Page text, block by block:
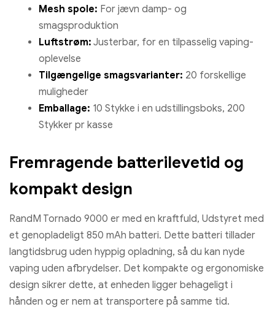
Mesh spole: For jævn damp- og
smagsproduktion
Luftstrøm: Justerbar, for en tilpasselig vaping-
oplevelse
Tilgængelige smagsvarianter: 20 forskellige
muligheder
Emballage: 10 Stykke i en udstillingsboks, 200
Stykker pr kasse
Fremragende batterilevetid og
kompakt design
RandM Tornado 9000 er med en kraftfuld, Udstyret med
et genopladeligt 850 mAh batteri. Dette batteri tillader
langtidsbrug uden hyppig opladning, så du kan nyde
vaping uden afbrydelser. Det kompakte og ergonomiske
design sikrer dette, at enheden ligger behageligt i
hånden og er nem at transportere på samme tid.